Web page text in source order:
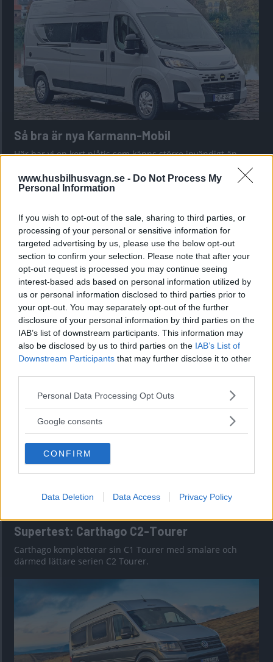
www.husbilhusvagn.se - Do Not Process My
Personal Information
If you wish to opt-out of the sale, sharing to third parties, or
processing of your personal or sensitive information for
targeted advertising by us, please use the below opt-out
section to confirm your selection. Please note that after your
opt-out request is processed you may continue seeing
interest-based ads based on personal information utilized by
us or personal information disclosed to third parties prior to
your opt-out. You may separately opt-out of the further
disclosure of your personal information by third parties on the
IAB’s list of downstream participants. This information may
also be disclosed by us to third parties on the IAB’s List of
Downstream Participants that may further disclose it to other
Please note that this website/app uses one or more Google
not limited to your visit or usage behaviour. You may click to
use your data for below specified purposes in below Google
consent section.
Personal Data Processing Opt Outs
Google consents
CONFIRM
Data Deletion Data Access Privacy Policy
Så bra är nya Karmann-Mobil
Här har vi en kort plåtis som känns större invändigt än
Tabbert Cazadora: Snygg vagn för
designmedvetna
Är Cazadora fortfarande en riktig Tabbert?
Supertest: Carthago C2-Tourer
Carthago kompletterar sin C1 Tourer med smalare och
därmed lättare serien C2 Tourer.